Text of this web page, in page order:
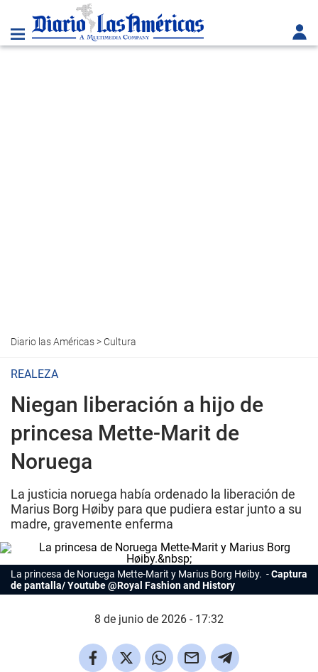
Diario las Américas> Cultura
REALEZA
Niegan liberación a hijo de
princesa Mette-Marit de
Noruega
La justicia noruega había ordenado la liberación de
Marius Borg Høiby para que pudiera estar junto a su
madre, gravemente enferma
La princesa de Noruega Mette-Marit y Marius Borg Høiby.
Captura
de pantalla/ Youtube @Royal Fashion and History
8 de junio de 2026 - 17:32